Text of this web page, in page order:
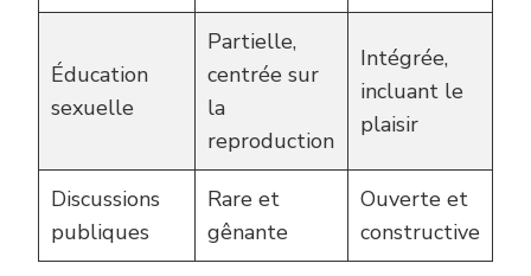
Éducation
sexuelle
Partielle,
centrée sur
la
reproduction
Intégrée,
incluant le
plaisir
Discussions
publiques
Rare et
gênante
Ouverte et
constructive